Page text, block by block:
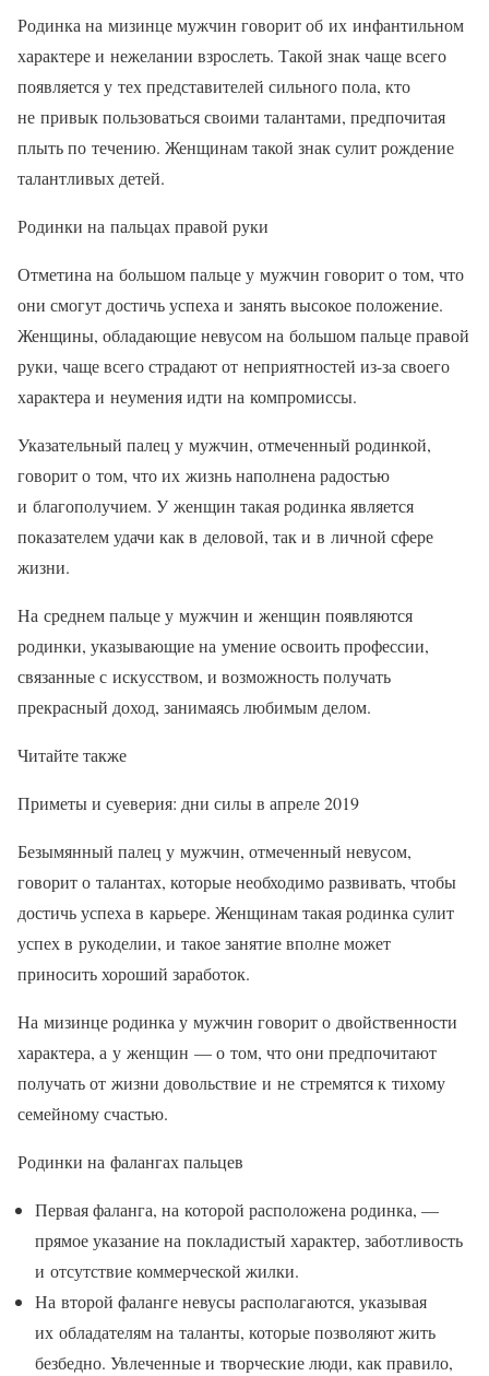
Родинка на мизинце мужчин говорит об их инфантильном
характере и нежелании взрослеть. Такой знак чаще всего
появляется у тех представителей сильного пола, кто
не привык пользоваться своими талантами, предпочитая
плыть по течению. Женщинам такой знак сулит рождение
талантливых детей.
Родинки на пальцах правой руки
Отметина на большом пальце у мужчин говорит о том, что
они смогут достичь успеха и занять высокое положение.
Женщины, обладающие невусом на большом пальце правой
руки, чаще всего страдают от неприятностей из-за своего
характера и неумения идти на компромиссы.
Указательный палец у мужчин, отмеченный родинкой,
говорит о том, что их жизнь наполнена радостью
и благополучием. У женщин такая родинка является
показателем удачи как в деловой, так и в личной сфере
жизни.
На среднем пальце у мужчин и женщин появляются
родинки, указывающие на умение освоить профессии,
связанные с искусством, и возможность получать
прекрасный доход, занимаясь любимым делом.
Читайте также
Приметы и суеверия: дни силы в апреле 2019
Безымянный палец у мужчин, отмеченный невусом,
говорит о талантах, которые необходимо развивать, чтобы
достичь успеха в карьере. Женщинам такая родинка сулит
успех в рукоделии, и такое занятие вполне может
приносить хороший заработок.
На мизинце родинка у мужчин говорит о двойственности
характера, а у женщин — о том, что они предпочитают
получать от жизни довольствие и не стремятся к тихому
семейному счастью.
Родинки на фалангах пальцев
Первая фаланга, на которой расположена родинка, —
прямое указание на покладистый характер, заботливость
и отсутствие коммерческой жилки.
На второй фаланге невусы располагаются, указывая
их обладателям на таланты, которые позволяют жить
безбедно. Увлеченные и творческие люди, как правило,